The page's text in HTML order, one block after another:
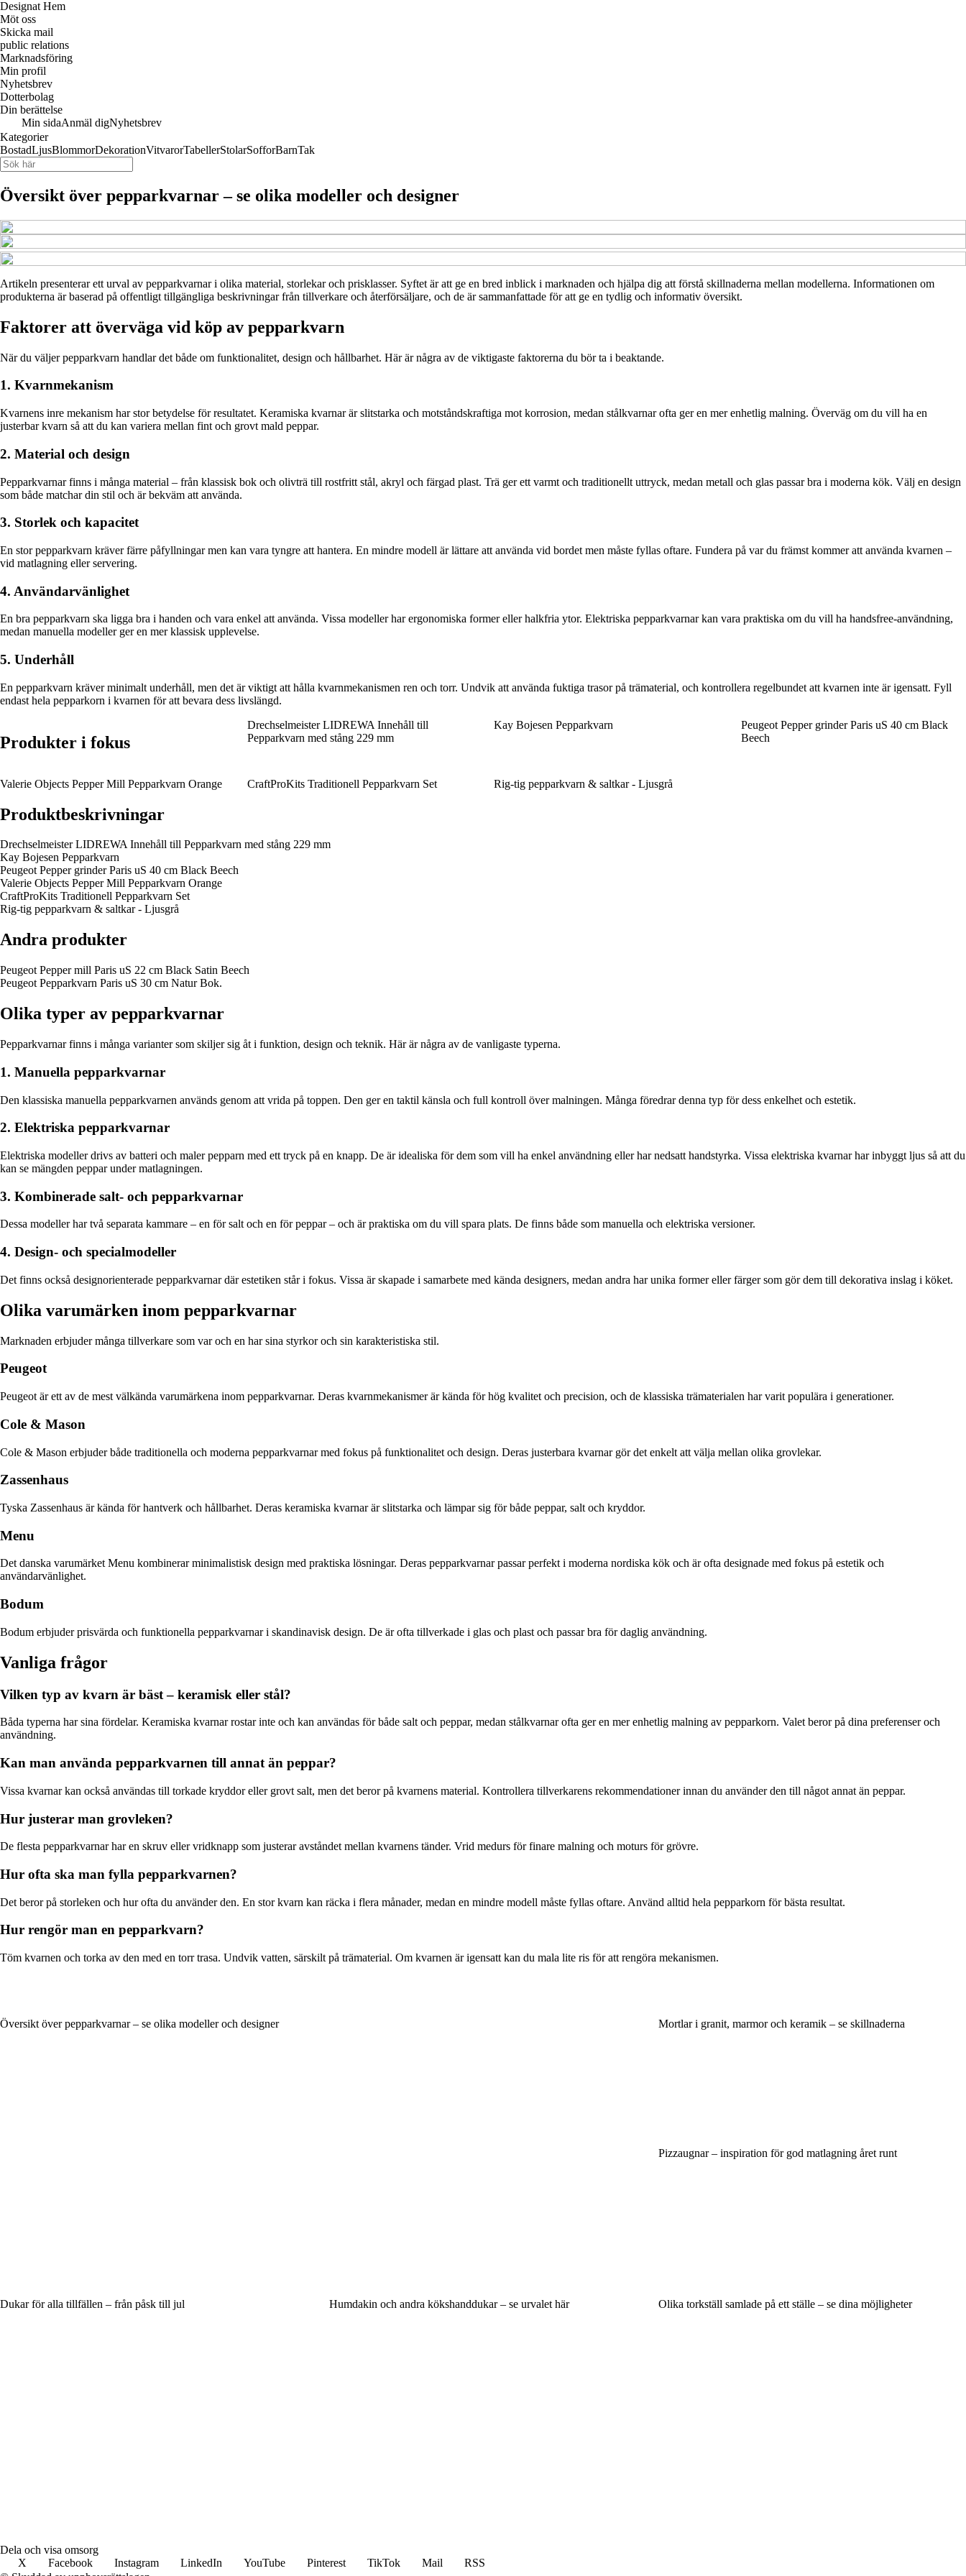
Designat Hem
Möt oss
Skicka mail
public relations
Marknadsföring
Min profil
Nyhetsbrev
Dotterbolag
Din berättelse
Min sidaAnmäl digNyhetsbrev
Kategorier
BostadLjusBlommorDekorationVitvarorTabellerStolarSofforBarnTak
Översikt över pepparkvarnar – se olika modeller och designer
Artikeln presenterar ett urval av pepparkvarnar i olika material, storlekar och prisklasser. Syftet är att ge en bred inblick i marknaden och hjälpa dig att förstå skillnaderna mellan modellerna. Informationen om
produkterna är baserad på offentligt tillgängliga beskrivningar från tillverkare och återförsäljare, och de är sammanfattade för att ge en tydlig och informativ översikt.
Faktorer att överväga vid köp av pepparkvarn
När du väljer pepparkvarn handlar det både om funktionalitet, design och hållbarhet. Här är några av de viktigaste faktorerna du bör ta i beaktande.
1. Kvarnmekanism
Kvarnens inre mekanism har stor betydelse för resultatet. Keramiska kvarnar är slitstarka och motståndskraftiga mot korrosion, medan stålkvarnar ofta ger en mer enhetlig malning. Överväg om du vill ha en
justerbar kvarn så att du kan variera mellan fint och grovt mald peppar.
2. Material och design
Pepparkvarnar finns i många material – från klassisk bok och olivträ till rostfritt stål, akryl och färgad plast. Trä ger ett varmt och traditionellt uttryck, medan metall och glas passar bra i moderna kök. Välj en design
som både matchar din stil och är bekväm att använda.
3. Storlek och kapacitet
En stor pepparkvarn kräver färre påfyllningar men kan vara tyngre att hantera. En mindre modell är lättare att använda vid bordet men måste fyllas oftare. Fundera på var du främst kommer att använda kvarnen –
vid matlagning eller servering.
4. Användarvänlighet
En bra pepparkvarn ska ligga bra i handen och vara enkel att använda. Vissa modeller har ergonomiska former eller halkfria ytor. Elektriska pepparkvarnar kan vara praktiska om du vill ha handsfree-användning,
medan manuella modeller ger en mer klassisk upplevelse.
5. Underhåll
En pepparkvarn kräver minimalt underhåll, men det är viktigt att hålla kvarnmekanismen ren och torr. Undvik att använda fuktiga trasor på trämaterial, och kontrollera regelbundet att kvarnen inte är igensatt. Fyll
endast hela pepparkorn i kvarnen för att bevara dess livslängd.
Produkter i fokus
Drechselmeister LIDREWA Innehåll till
Pepparkvarn med stång 229 mm
Kay Bojesen Pepparkvarn
Peugeot Pepper grinder Paris uS 40 cm Black
Beech
Valerie Objects Pepper Mill Pepparkvarn Orange CraftProKits Traditionell Pepparkvarn Set Rig-tig pepparkvarn & saltkar - Ljusgrå
Produktbeskrivningar
Drechselmeister LIDREWA Innehåll till Pepparkvarn med stång 229 mm
Kay Bojesen Pepparkvarn
Peugeot Pepper grinder Paris uS 40 cm Black Beech
Valerie Objects Pepper Mill Pepparkvarn Orange
CraftProKits Traditionell Pepparkvarn Set
Rig-tig pepparkvarn & saltkar - Ljusgrå
Andra produkter
Peugeot Pepper mill Paris uS 22 cm Black Satin Beech
Peugeot Pepparkvarn Paris uS 30 cm Natur Bok.
Olika typer av pepparkvarnar
Pepparkvarnar finns i många varianter som skiljer sig åt i funktion, design och teknik. Här är några av de vanligaste typerna.
1. Manuella pepparkvarnar
Den klassiska manuella pepparkvarnen används genom att vrida på toppen. Den ger en taktil känsla och full kontroll över malningen. Många föredrar denna typ för dess enkelhet och estetik.
2. Elektriska pepparkvarnar
Elektriska modeller drivs av batteri och maler pepparn med ett tryck på en knapp. De är idealiska för dem som vill ha enkel användning eller har nedsatt handstyrka. Vissa elektriska kvarnar har inbyggt ljus så att du
kan se mängden peppar under matlagningen.
3. Kombinerade salt- och pepparkvarnar
Dessa modeller har två separata kammare – en för salt och en för peppar – och är praktiska om du vill spara plats. De finns både som manuella och elektriska versioner.
4. Design- och specialmodeller
Det finns också designorienterade pepparkvarnar där estetiken står i fokus. Vissa är skapade i samarbete med kända designers, medan andra har unika former eller färger som gör dem till dekorativa inslag i köket.
Olika varumärken inom pepparkvarnar
Marknaden erbjuder många tillverkare som var och en har sina styrkor och sin karakteristiska stil.
Peugeot
Peugeot är ett av de mest välkända varumärkena inom pepparkvarnar. Deras kvarnmekanismer är kända för hög kvalitet och precision, och de klassiska trämaterialen har varit populära i generationer.
Cole & Mason
Cole & Mason erbjuder både traditionella och moderna pepparkvarnar med fokus på funktionalitet och design. Deras justerbara kvarnar gör det enkelt att välja mellan olika grovlekar.
Zassenhaus
Tyska Zassenhaus är kända för hantverk och hållbarhet. Deras keramiska kvarnar är slitstarka och lämpar sig för både peppar, salt och kryddor.
Menu
Det danska varumärket Menu kombinerar minimalistisk design med praktiska lösningar. Deras pepparkvarnar passar perfekt i moderna nordiska kök och är ofta designade med fokus på estetik och
användarvänlighet.
Bodum
Bodum erbjuder prisvärda och funktionella pepparkvarnar i skandinavisk design. De är ofta tillverkade i glas och plast och passar bra för daglig användning.
Vanliga frågor
Vilken typ av kvarn är bäst – keramisk eller stål?
Båda typerna har sina fördelar. Keramiska kvarnar rostar inte och kan användas för både salt och peppar, medan stålkvarnar ofta ger en mer enhetlig malning av pepparkorn. Valet beror på dina preferenser och
användning.
Kan man använda pepparkvarnen till annat än peppar?
Vissa kvarnar kan också användas till torkade kryddor eller grovt salt, men det beror på kvarnens material. Kontrollera tillverkarens rekommendationer innan du använder den till något annat än peppar.
Hur justerar man grovleken?
De flesta pepparkvarnar har en skruv eller vridknapp som justerar avståndet mellan kvarnens tänder. Vrid medurs för finare malning och moturs för grövre.
Hur ofta ska man fylla pepparkvarnen?
Det beror på storleken och hur ofta du använder den. En stor kvarn kan räcka i flera månader, medan en mindre modell måste fyllas oftare. Använd alltid hela pepparkorn för bästa resultat.
Hur rengör man en pepparkvarn?
Töm kvarnen och torka av den med en torr trasa. Undvik vatten, särskilt på trämaterial. Om kvarnen är igensatt kan du mala lite ris för att rengöra mekanismen.
Översikt över pepparkvarnar – se olika modeller och designer Mortlar i granit, marmor och keramik – se skillnaderna
Pizzaugnar – inspiration för god matlagning året runt
Dukar för alla tillfällen – från påsk till jul Humdakin och andra kökshanddukar – se urvalet här Olika torkställ samlade på ett ställe – se dina möjligheter
Dela och visa omsorg
X
Facebook Instagram LinkedIn YouTube Pinterest TikTok Mail
RSS